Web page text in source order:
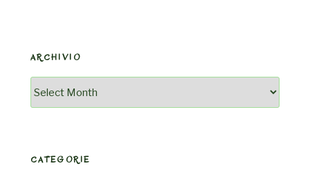
ARCHIVIO
Archivio
CATEGORIE